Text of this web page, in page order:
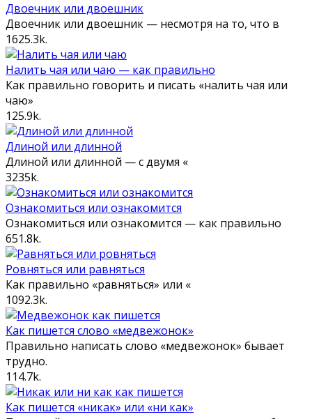
Двоечник или двоешник
Двоечник или двоешник — несмотря на то, что в
1625.3k.
Налить чая или чаю — как правильно
Как правильно говорить и писать «налить чая или
чаю»
125.9k.
Длиной или длинной
Длиной или длинной — с двумя «
3235k.
Ознакомиться или ознакомится
Ознакомиться или ознакомится — как правильно
651.8k.
Ровняться или равняться
Как правильно «равняться» или «
1092.3k.
Как пишется слово «медвежонок»
Правильно написать слово «медвежонок» бывает
трудно.
114.7k.
Как пишется «никак» или «ни как»